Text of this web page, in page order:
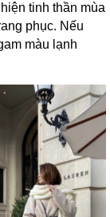
tinh thần mùa
phục. Nếu
màu lạnh